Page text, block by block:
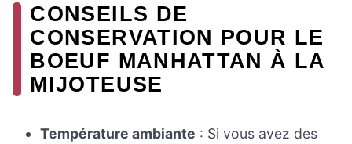
CONSEILS DE
CONSERVATION POUR LE
BOEUF MANHATTAN À LA
MIJOTEUSE
Température ambiante : Si vous avez des